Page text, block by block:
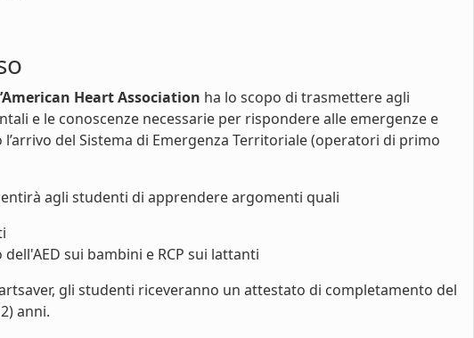
Heart Association ha lo scopo di trasmettere agli
e le conoscenze necessarie per rispondere alle emergenze e
del Sistema di Emergenza Territoriale (operatori di primo
agli studenti di apprendere argomenti quali
sui bambini e RCP sui lattanti
gli studenti riceveranno un attestato di completamento del
anni.